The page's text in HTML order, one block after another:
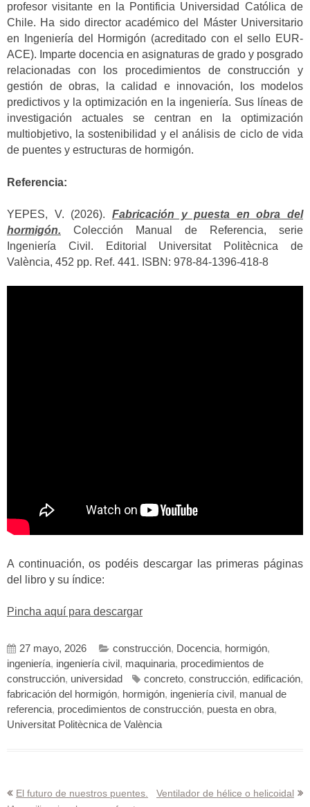
profesor visitante en la Pontificia Universidad Católica de
Chile. Ha sido director académico del Máster Universitario
en Ingeniería del Hormigón (acreditado con el sello EUR-
ACE). Imparte docencia en asignaturas de grado y posgrado
relacionadas con los procedimientos de construcción y
gestión de obras, la calidad e innovación, los modelos
predictivos y la optimización en la ingeniería. Sus líneas de
investigación actuales se centran en la optimización
multiobjetivo, la sostenibilidad y el análisis de ciclo de vida
de puentes y estructuras de hormigón.
Referencia:
YEPES, V. (2026). Fabricación y puesta en obra del
hormigón. Colección Manual de Referencia, serie
Ingeniería Civil. Editorial Universitat Politècnica de
València, 452 pp. Ref. 441. ISBN: 978-84-1396-418-8
A continuación, os podéis descargar las primeras páginas
del libro y su índice:
Pincha aquí para descargar
27 mayo, 2026 construcción, Docencia, hormigón,
ingeniería, ingeniería civil , maquinaria, procedimientos de
construcción, universidad concreto, construcción, edificación,
fabricación del hormigón, hormigón, ingeniería civil , manual de
referencia, procedimientos de construcción, puesta en obra,
Universitat Politècnica de València
Navegación
El futuro de nuestros puentes.
Ventilador de hélice o helicoidal